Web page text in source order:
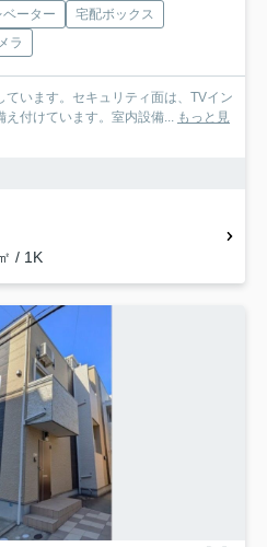
ベーター
宅配ボックス
ラ
います。セキュリティ面は、TVイン
え付けています。室内設備... もっと見
/ 1K